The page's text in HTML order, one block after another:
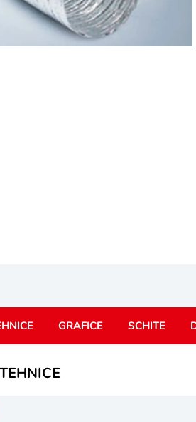
GRAFICE SCHITE